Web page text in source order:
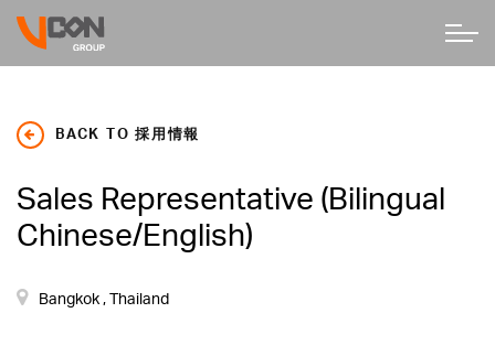
BACK TO 採用情報
Sales Representative (Bilingual
Chinese/English)
Bangkok , Thailand